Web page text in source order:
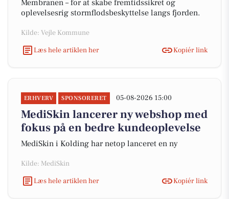
Membranen – for at skabe fremtidssikret og
oplevelsesrig stormflodsbeskyttelse langs fjorden.
Kilde: Vejle Kommune
Læs hele artiklen her
Kopiér link
ERHVERV SPONSORERET 05-08-2026 15:00
MediSkin lancerer ny webshop med
fokus på en bedre kundeoplevelse
MediSkin i Kolding har netop lanceret en ny
Kilde: MediSkin
Læs hele artiklen her
Kopiér link